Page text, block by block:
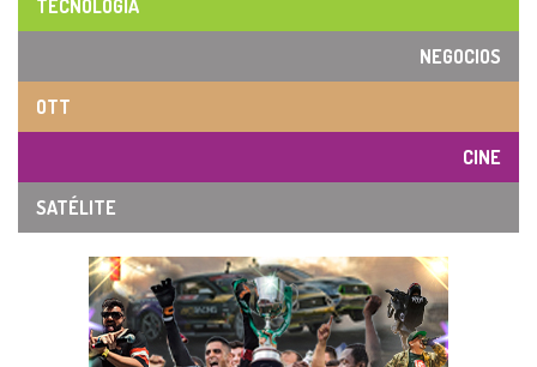
TECNOLOGÍA
NEGOCIOS
OTT
CINE
SATÉLITE